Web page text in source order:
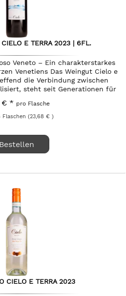
CIELO E TERRA 2023 | 6FL.
Veneto – Ein charakterstarkes
Venetiens Das Weingut Cielo e
die Verbindung zwischen
steht seit Generationen für
€ * pro Flasche
Flaschen (23,68 € )
Bestellen
CIELO E TERRA 2023